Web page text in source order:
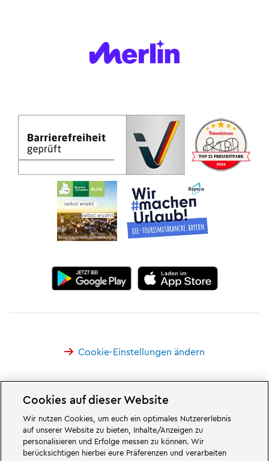
Großartiges erwartet euch in den Abenteuerwelten des Familien- und
Freizeitparks LEGOLAND Deutschland in Bayern. Erlebt spannende
Attraktionenund jede Menge LEGO® Spaß. LEGOLAND Deutschland Resort
ist einFreizeitparkfür Familien mit Kindern zwischen zwei und 12 Jahren.
Cookie-Einstellungen ändern
Cookies auf dieser Website
Wir nutzen Cookies, um euch ein optimales Nutzererlebnis
auf unserer Website zu bieten, Inhalte/Anzeigen zu
personalisieren und Erfolge messen zu können. Wir
berücksichtigen hierbei eure Präferenzen und verarbeiten